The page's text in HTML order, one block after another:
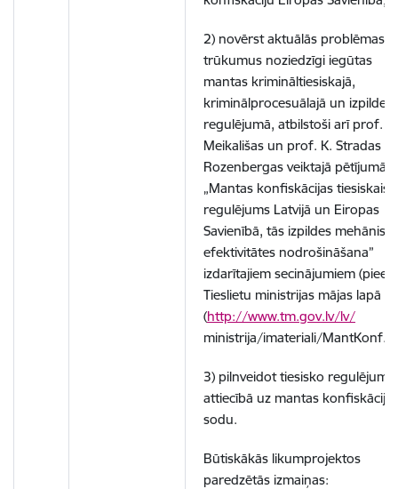
2) novērst aktuālās problēmas
trūkumus noziedzīgi iegūtas
mantas krimināltiesiskajā,
kriminālprocesuālajā un izpildes
regulējumā, atbilstoši arī prof. Ā.
Meikališas un prof. K. Stradas –
Rozenbergas veiktajā pētījumā
„Mantas konfiskācijas tiesiskais
regulējums Latvijā un Eiropas
Savienībā, tās izpildes
efektivitātes nodrošināšana”
izdarītajiem secinājumiem
Tieslietu ministrijas mājas lapā
(http://www.tm.gov.lv/lv/
ministrija/imateriali/
3) pilnveidot tiesisko regulējumu
attiecībā uz mantas konfiskāciju
sodu.
Būtiskākās likumprojektos
paredzētās izmaiņas: